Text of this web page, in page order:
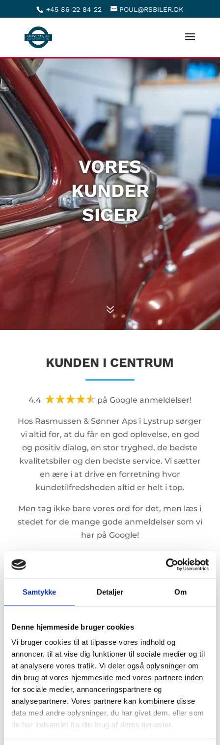
Samtykke Detaljer Om
Denne hjemmeside bruger cookies
Vi bruger cookies til at tilpasse vores indhold og
annoncer, til at vise dig funktioner til sociale medier og til
at analysere vores trafik. Vi deler også oplysninger om
din brug af vores hjemmeside med vores partnere inden
for sociale medier, annonceringspartnere og
analysepartnere. Vores partnere kan kombinere disse
data med andre oplysninger, du har givet dem, eller som
de har indsamlet fra din brug af deres tjenester.
+45 86 22 84 22 POUL@RSBILER.DK
VORES
KUNDER
SIGER
7
KUNDEN I CENTRUM
4.4 på Google anmeldelser!
Hos Rasmussen & Sønner Aps i Lystrup sørger
vi altid for, at du får en god oplevelse, en god
og positiv dialog, en stor tryghed, de bedste
kvalitetsbiler og den bedste service. Vi sætter
en ære i at drive en forretning hvor
kundetilfredsheden altid er helt i top.
Men tag ikke bare vores ord for det, men læs i
stedet for de mange gode anmeldelser som vi
har på Google!
De gøre hvad det
lover👍👍👍
CENGIZ BASODA
22. DECEMBER 2021
Rigtig god service
RENE MØLLER
22. DECEMBER 2021